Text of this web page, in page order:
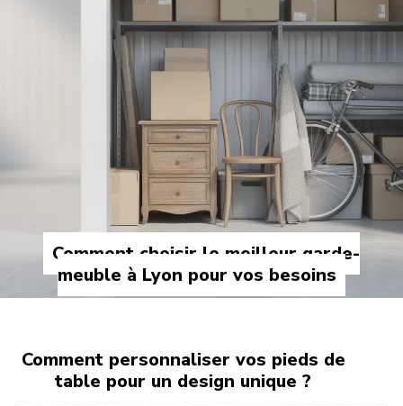
Comment choisir le meilleur garde-
meuble à Lyon pour vos besoins
Comment personnaliser vos pieds de
table pour un design unique ?